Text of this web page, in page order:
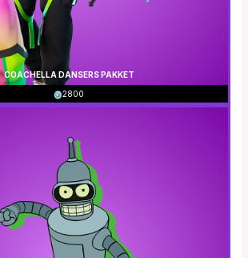
COACHELLA DANSERS PAKKET
2800